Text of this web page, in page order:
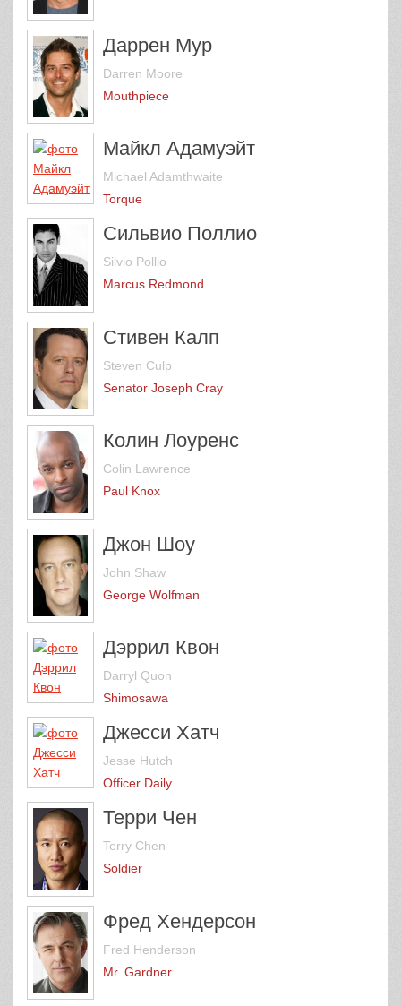
Даррен Мур
Darren Moore
Mouthpiece
Майкл Адамуэйт
Michael Adamthwaite
Torque
Сильвио Поллио
Silvio Pollio
Marcus Redmond
Стивен Калп
Steven Culp
Senator Joseph Cray
Колин Лоуренс
Colin Lawrence
Paul Knox
Джон Шоу
John Shaw
George Wolfman
Дэррил Квон
Darryl Quon
Shimosawa
Джесси Хатч
Jesse Hutch
Officer Daily
Терри Чен
Terry Chen
Soldier
Фред Хендерсон
Fred Henderson
Mr. Gardner